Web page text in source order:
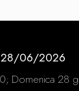
06/2026
Domenica 28